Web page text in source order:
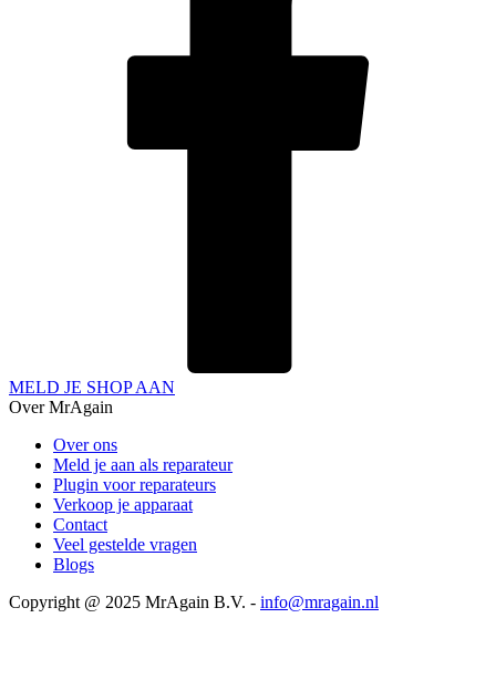
MELD JE SHOP AAN
Over MrAgain
Over ons
Meld je aan als reparateur
Plugin voor reparateurs
Verkoop je apparaat
Contact
Veel gestelde vragen
Blogs
Copyright @ 2025 MrAgain B.V. - info@mragain.nl